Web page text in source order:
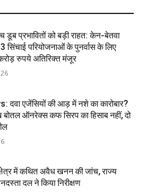
डूब प्रभावितों को बड़ी राहत: केन-बेतवा
सिंचाई परियोजनाओं के पुनर्वास के लिए
रुपये अतिरिक्त मंजूर
दवा एजेंसियों की आड़ में नशे का कारोबार?
ऑनरेक्स कफ सिरप का हिसाब नहीं, दो
में कथित अवैध खनन की जांच, राज्य
दल ने किया निरीक्षण